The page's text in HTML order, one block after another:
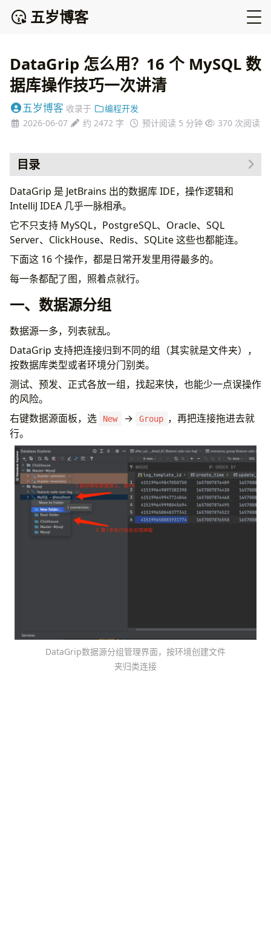
五岁博客
DataGrip 怎么用？16 个 MySQL 数
据库操作技巧一次讲清
五岁博客 收录于
编程开发
2026-06-07
约 2472 字 预计阅读 5 分钟 370 次阅读
目录
一、数据源分组
二、给数据源设置颜色
四、搜索表
五、常用快捷键（Mac）
六、查看 SQL 执行计划
七、设置数据库只读状态
九、SQL 语句前的注释，是有用的
十一、查看 SQL 执行耗时
十二、快速跳转到操作的表
十三、快速查看表结构
十五、修改表结构
十六、全局搜索
常见问题 FAQ
Q2. 连上数据库后为什么看不到表？
Q3. 怎么防止在正式库误操作？
Q4. DataGrip 是收费的吗？
Q5. SQL 格式化快捷键是什么？
写在最后
DataGrip 是 JetBrains 出的数据库 IDE，操作逻辑和
IntelliJ IDEA 几乎一脉相承。
它不只支持 MySQL，PostgreSQL、Oracle、SQL
Server、ClickHouse、Redis、SQLite 这些也都能连。
下面这 16 个操作，都是日常开发里用得最多的。
每一条都配了图，照着点就行。
一、数据源分组
数据源一多，列表就乱。
DataGrip 支持把连接归到不同的组（其实就是文件夹），
按数据库类型或者环境分门别类。
测试、预发、正式各放一组，找起来快，也能少一点误操作
的风险。
右键数据源面板，选
New → Group ，再把连接拖进去就
行。
DataGrip数据源分组管理界面，按环境创建文件
夹归类连接